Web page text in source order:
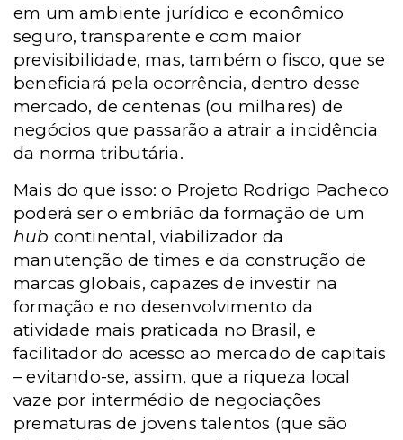
em um ambiente jurídico e econômico
seguro, transparente e com maior
previsibilidade, mas, também o fisco, que se
beneficiará pela ocorrência, dentro desse
mercado, de centenas (ou milhares) de
negócios que passarão a atrair a incidência
da norma tributária.
Mais do que isso: o Projeto Rodrigo Pacheco
poderá ser o embrião da formação de um
hub continental, viabilizador da
manutenção de times e da construção de
marcas globais, capazes de investir na
formação e no desenvolvimento da
atividade mais praticada no Brasil, e
facilitador do acesso ao mercado de capitais
– evitando-se, assim, que a riqueza local
vaze por intermédio de negociações
prematuras de jovens talentos (que são